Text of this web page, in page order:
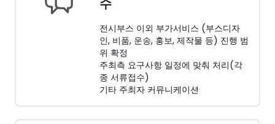
수
전시부스 이외 부가서비스 (부스디자
인, 비품, 운송, 홍보, 제작물 등) 진행 범
위 확정
주최측 요구사항 일정에 맞춰 처리(각
종 서류접수)
기타 주최자 커뮤니케이션